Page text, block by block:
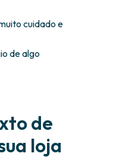
cuidado e
de algo
de
loja